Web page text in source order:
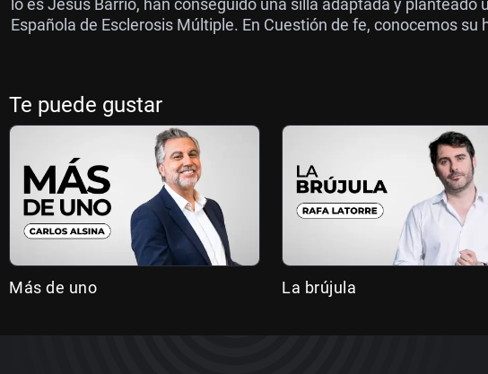
Española de Esclerosis Múltiple. En Cuestión de fe, conocemos su
Te puede gustar
Más de uno La brújula